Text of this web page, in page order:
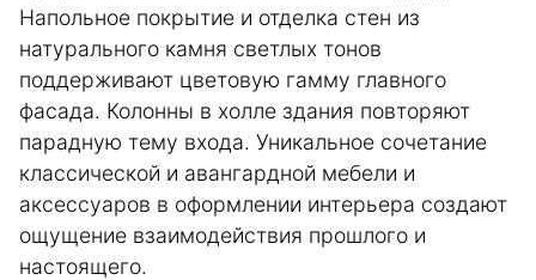
Напольное покрытие и отделка стен из
натурального камня светлых тонов
поддерживают цветовую гамму главного
фасада. Колонны в холле здания повторяют
парадную тему входа. Уникальное сочетание
классической и авангардной мебели и
аксессуаров в оформлении интерьера создают
ощущение взаимодействия прошлого и
настоящего.